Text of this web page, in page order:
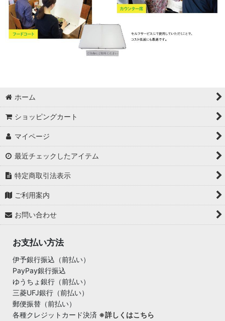
ホーム
ショッピングカート
マイページ
最近チェックしたアイテム
特定商取引法表示
ご利用案内
お問い合わせ
お支払い方法
伊予銀行振込（前払い）
PayPay銀行振込
ゆうちょ銀行（前払い）
三菱UFJ銀行（前払い）
郵便振替（前払い）
各種クレジットカード決済 ※詳しくはこちら